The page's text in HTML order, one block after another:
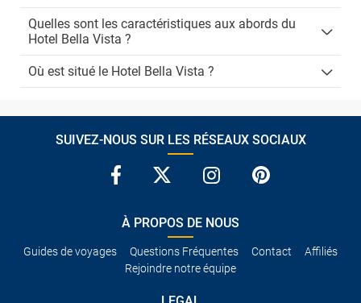
Quelles sont les caractéristiques aux abords du
Hotel Bella Vista ?
Où est situé le Hotel Bella Vista ?
SUIVEZ-NOUS SUR LES RÉSEAUX SOCIAUX
À PROPOS DE NOUS
Guides de voyages Questions Fréquentes Contact
Affiliés
Rejoindre notre équipe